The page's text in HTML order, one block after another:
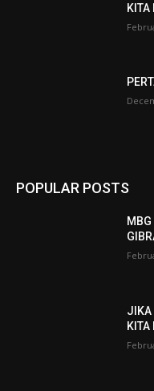
KITA
POPULAR POSTS
JIKA
KITA